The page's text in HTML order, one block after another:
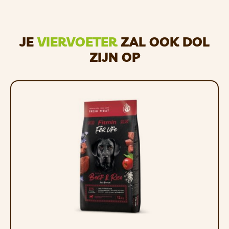
Zalm is een van de beste natuurlijke bronnen van
omega-3-vetzuren. Het bevat hoogwaardige
lichaam vervullen, zoals het bevorderen van
wondgenezing, het beschermen van de
botgezondheid, het hebben van een gunstig effect
op de vacht en het behoud van spiermassa tijdens
gewichtsverlies en veroudering. Regelmatige
consumptie van zalm kan het risico op hart- en
vaatziekten verminderen.
FALCO SENSE DOG blikvoer is geschikt voor alle
JEVIERVOETERZAL OOK DOL
ZIJN OP